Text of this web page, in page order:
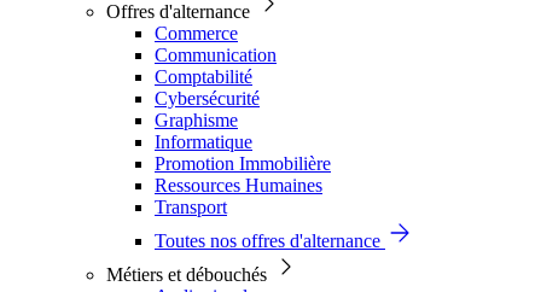
Offres d'alternance
Commerce
Communication
Comptabilité
Cybersécurité
Graphisme
Informatique
Promotion Immobilière
Ressources Humaines
Transport
Toutes nos offres d'alternance
Métiers et débouchés